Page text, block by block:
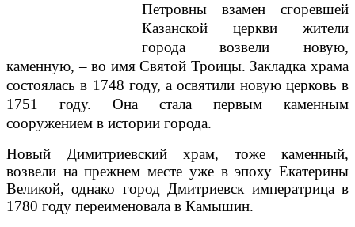
Петровны взамен сгоревшей
Казанской церкви жители
города возвели новую,
каменную, – во имя Святой Троицы. Закладка храма
состоялась в 1748 году, а освятили новую церковь в
1751 году. Она стала первым каменным
сооружением в истории города.
Новый Димитриевский храм, тоже каменный,
возвели на прежнем месте уже в эпоху Екатерины
Великой, однако город Дмитриевск императрица в
1780 году переименовала в Камышин.